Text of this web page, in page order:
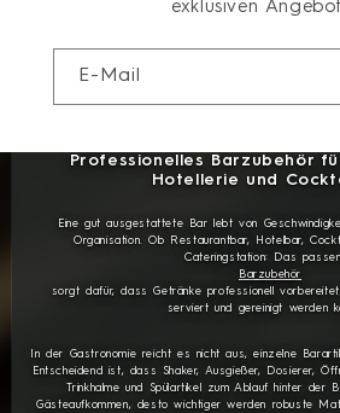
exklusiven
E-Mail
Professionelles Barzubehör
Hotellerie und
Eine gut ausgestattete Bar lebt von
Organisation. Ob Restaurantbar, Hotelbar,
Cateringstation: Das
Barzubehör
sorgt dafür, dass Getränke professionell
serviert und gereinigt werden
In der Gastronomie reicht es nicht aus, einzelne
Entscheidend ist, dass Shaker, Ausgießer, Dosierer,
Trinkhalme und Spülartikel zum Ablauf hinter der
Gästeaufkommen, desto wichtiger werden robuste